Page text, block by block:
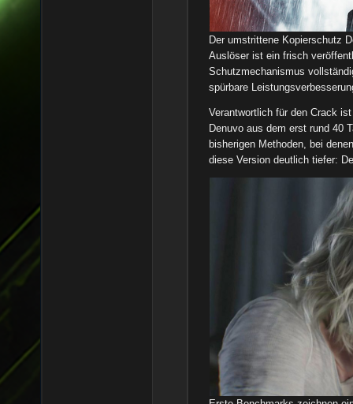
Der umstrittene Kopierschutz
Auslöser ist ein frisch
Schutzmechanismus
spürbare
Verantwortlich für den Crack
Denuvo aus dem erst rund 40
bisherigen Methoden, bei
diese Version deutlich tiefer: